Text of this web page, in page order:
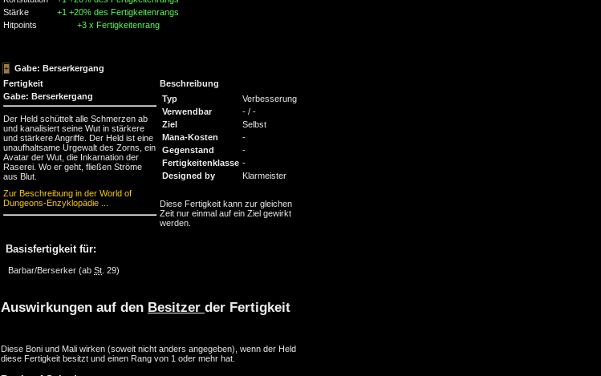
Stärke
+1 +20% des Fertigkeitenrangs
Hitpoints
+3 x Fertigkeitenrang
Gabe: Berserkergang
Fertigkeit
Beschreibung
Gabe: Berserkergang
Der Held schüttelt alle Schmerzen ab
und kanalisiert seine Wut in stärkere
und stärkere Angriffe. Der Held ist eine
unaufhaltsame Urgewalt des Zorns, ein
Avatar der Wut, die Inkarnation der
Raserei. Wo er geht, fließen Ströme
aus Blut.
Zur Beschreibung in der World of
Dungeons-Enzyklopädie ...
Basisfertigkeit für:
Barbar/Berserker (ab St . 29)
Typ
Verbesserung
Verwendbar
- / -
Ziel
Selbst
Mana-Kosten
-
Gegenstand
-
Fertigkeitenklasse -
Designed by
Klarmeister
Diese Fertigkeit kann zur gleichen
Zeit nur einmal auf ein Ziel gewirkt
werden.
Auswirkungen auf den Besitzer der Fertigkeit
Diese Boni und Mali wirken (soweit nicht anders angegeben), wenn der Held
diese Fertigkeit besitzt und einen Rang von 1 oder mehr hat.